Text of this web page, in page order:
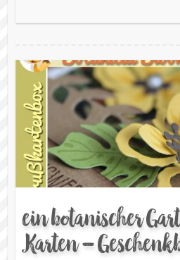
ein botanischer
Karten –